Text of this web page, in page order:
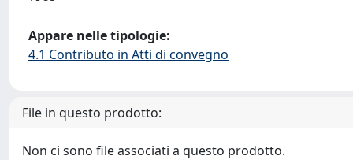
Appare nelle tipologie:
4.1 Contributo in Atti di convegno
File in questo prodotto:
Non ci sono file associati a questo prodotto.